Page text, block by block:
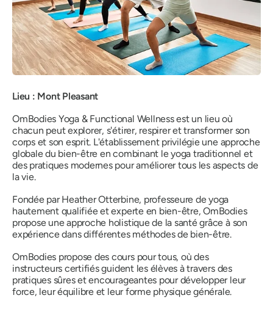
Lieu : Mont Pleasant
OmBodies Yoga & Functional Wellness est un lieu où
chacun peut explorer, s'étirer, respirer et transformer son
corps et son esprit. L'établissement privilégie une approche
globale du bien-être en combinant le yoga traditionnel et
des pratiques modernes pour améliorer tous les aspects de
la vie.
Fondée par Heather Otterbine, professeure de yoga
hautement qualifiée et experte en bien-être, OmBodies
propose une approche holistique de la santé grâce à son
expérience dans différentes méthodes de bien-être.
OmBodies propose des cours pour tous, où des
instructeurs certifiés guident les élèves à travers des
pratiques sûres et encourageantes pour développer leur
force, leur équilibre et leur forme physique générale.